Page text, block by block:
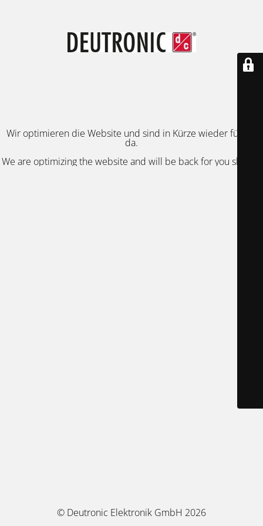
Wir optimieren die Website und sind in Kürze wieder für Sie
da.
We are optimizing the website and will be back for you shortly.
© Deutronic Elektronik GmbH 2026